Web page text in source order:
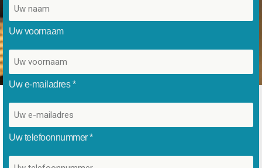
Uw voornaam
Uw e-mailadres *
Uw telefoonnummer *